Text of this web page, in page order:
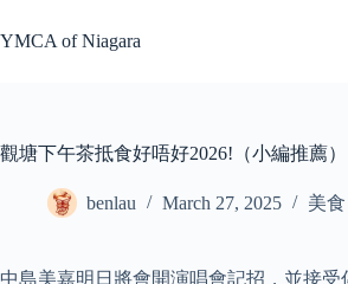
to
content
YMCA of Niagara
觀塘下午茶抵食好唔好2026!（小編推薦）
benlau March 27, 2025 美食
中島美嘉明日將會開演唱會記招，並接